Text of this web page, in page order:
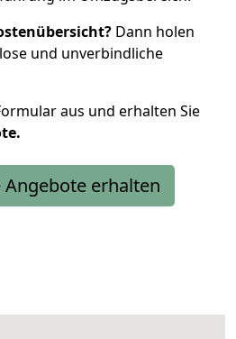
Dann holen
und unverbindliche
aus und erhalten Sie
Angebote erhalten